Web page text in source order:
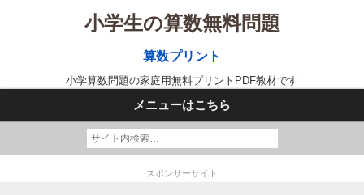
小学生の算数無料問題
算数プリント
小学算数問題の家庭用無料プリントPDF教材です
メニューはこちら
スポンサーサイト